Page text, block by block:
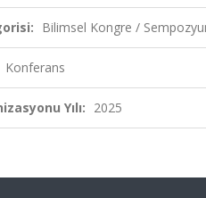
Bilimsel Kongre /
Konferans
Yılı: 2025